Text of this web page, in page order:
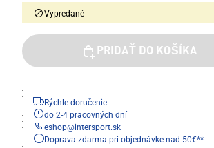
Vypredané
PRIDAŤ DO KOŠÍKA
Rýchle doručenie
do 2-4 pracovných dní
eshop@intersport.sk
Doprava zdarma pri objednávke nad 50€**